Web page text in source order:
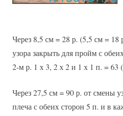
Через 8,5 см = 28 р. (5,5 см =
узора закрыть для пройм с
2-м р. 1 х 3, 2 х 2 и 1 х 1 п. = 63
Через 27,5 см = 90 р. от смены
плеча с обеих сторон 5 п. и в